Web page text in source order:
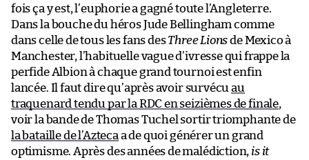
fois ça y est, l’euphorie a gagné toute l’Angleterre.
Dans la bouche du héros Jude Bellingham comme
dans celle de tous les fans desThree Lionsde Mexico à
Manchester, l’habituelle vague d’ivresse qui frappe la
perfide Albion à chaque grand tournoi est enfin
lancée. Il faut dire qu’après avoir survécuau
traquenard tendu par la RDC en seizièmes de finale,
voir la bande de Thomas Tuchel sortir triomphante de
la bataille de l’Azteca a de quoi générer un grand
optimisme. Après des années de malédiction, is it